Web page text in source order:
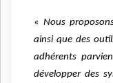
« Nous
ainsi que des
adhérents
développer des